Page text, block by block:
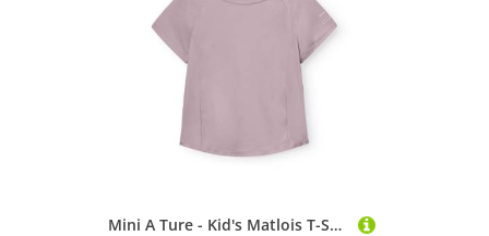
Mini A Ture - Kid's Matlois T-Shirt - Funktionsshirt Gr 152 - 12 Years lila